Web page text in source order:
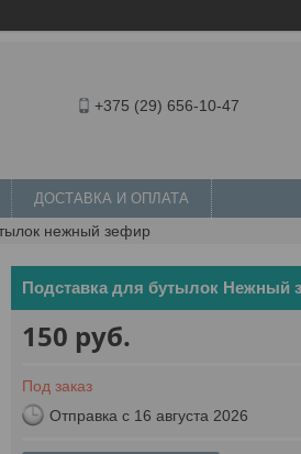
+375 (29) 656-10-47
ДОСТАВКА И ОПЛАТА
нежный зефир
Подставка для бутылок Нежный
150 руб.
Под заказ
Отправка с 16 августа 2026